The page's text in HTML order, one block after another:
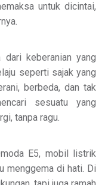
untuk dicintai,
keberanian yang
seperti sajak yang
berbeda, dan tak
sesuatu yang
tanpa ragu.
E5, mobil listrik
menggema di hati. Di